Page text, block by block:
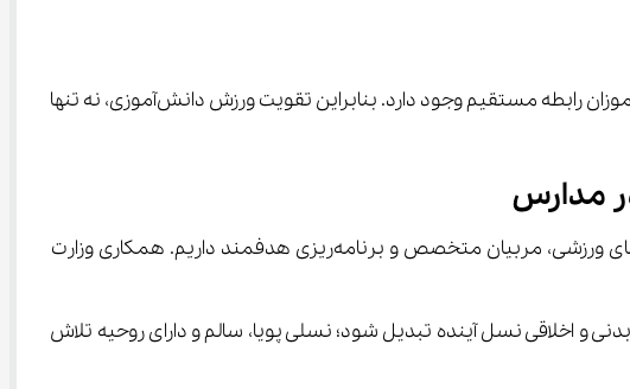
تحقیقات آموزشی نشان داده‌اند که بین فعالیت بدنی منظم و افزایش تمرکز، عملکرد تحصیلی و انگیزه یادگیری دانش‌آموزان رابطه مستقیم وجود دارد. بنابراین تقویت ورزش دانش‌آموزی، نه تنها
اگرچه سیاست ورزش‌محور در مدارس تصمیمی ارزشمند است، اما برای تحقق آن نیاز به زیرساخت‌های کافی مانند فضای ورزشی، مربیان متخصص و برنامه‌ریزی هدفمند داریم. همکاری وزارت
و استعدادیابی در مدارس می‌تواند به یکی از پایه‌های تحول در تربیت بدنی و اخلاقی نسل آینده تبدیل شود؛ نسلی پویا، سالم و دارای روحیه تلاش